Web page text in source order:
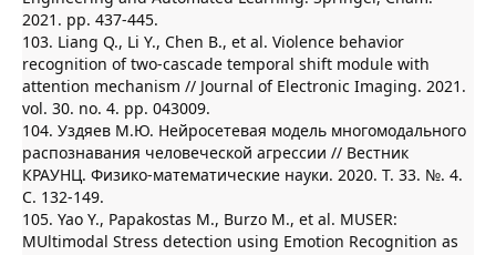
2021. pp. 437-445.
103. Liang Q., Li Y., Chen B., et al. Violence behavior
recognition of two-cascade temporal shift module with
attention mechanism // Journal of Electronic Imaging. 2021.
vol. 30. no. 4. pp. 043009.
104. Уздяев М.Ю. Нейросетевая модель многомодального
распознавания человеческой агрессии // Вестник
КРАУНЦ. Физико-математические науки. 2020. Т. 33. №. 4.
С. 132-149.
105. Yao Y., Papakostas M., Burzo M., et al. MUSER:
MUltimodal Stress detection using Emotion Recognition as